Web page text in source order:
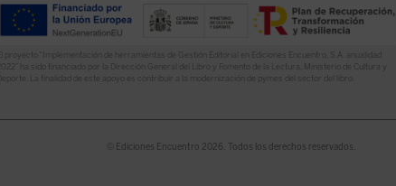
El proyecto “Implementación de herramientas de Gestión Editorial en Ediciones Encuentro, S.A. anualidad
2022” ha sido financiado por la Dirección General del Libro y Fomento de la Lectura, Ministerio de Cultura y
Deporte. La finalidad de este apoyo es contribuir a la modernización de pymes del sector del libro.
© Ediciones Encuentro 2026. Todos los derechos reservados.